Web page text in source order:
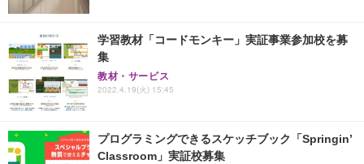
学習教材「コードモンキー」実証事業参加校を募
集
教材・サービス
2022.4.19(火) 15:45
プログラミングできるスケッチブック「Springin’
Classroom」実証校募集